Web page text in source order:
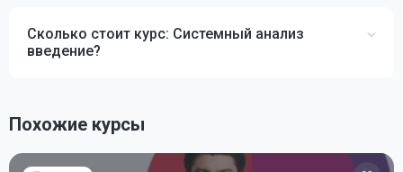
Сколько стоит курс: Системный анализ
введение?
Похожие курсы